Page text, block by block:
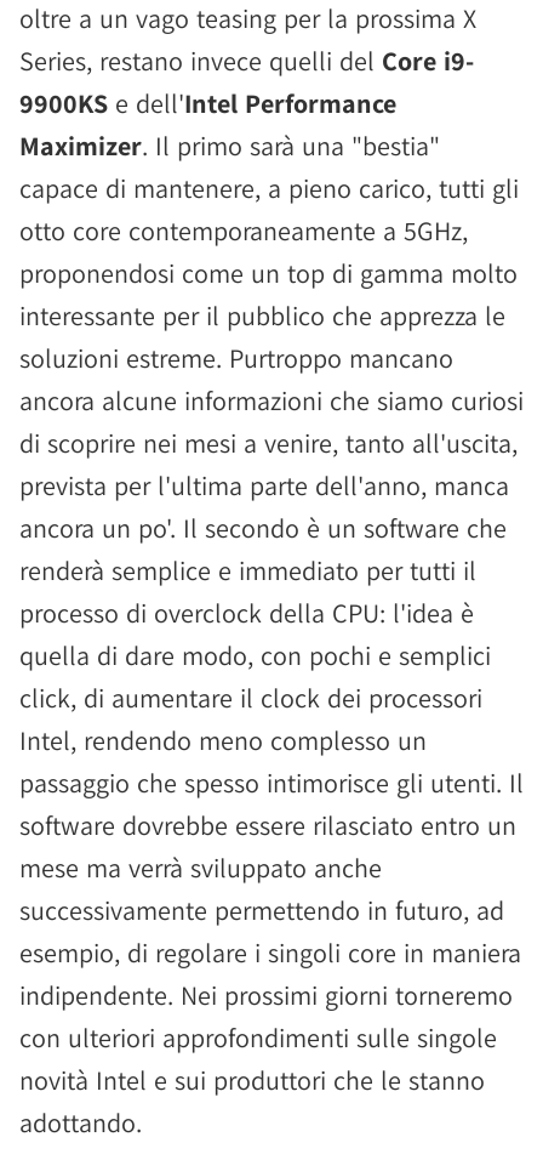
oltre a un vago teasing per la prossima X
Series, restano invece quelli del Core i9-
9900KS e dell'Intel Performance
Maximizer. Il primo sarà una "bestia"
capace di mantenere, a pieno carico, tutti gli
otto core contemporaneamente a 5GHz,
proponendosi come un top di gamma molto
interessante per il pubblico che apprezza le
soluzioni estreme. Purtroppo mancano
ancora alcune informazioni che siamo curiosi
di scoprire nei mesi a venire, tanto all'uscita,
prevista per l'ultima parte dell'anno, manca
ancora un po'. Il secondo è un software che
renderà semplice e immediato per tutti il
processo di overclock della CPU: l'idea è
quella di dare modo, con pochi e semplici
click, di aumentare il clock dei processori
Intel, rendendo meno complesso un
passaggio che spesso intimorisce gli utenti. Il
software dovrebbe essere rilasciato entro un
mese ma verrà sviluppato anche
successivamente permettendo in futuro, ad
esempio, di regolare i singoli core in maniera
indipendente. Nei prossimi giorni torneremo
con ulteriori approfondimenti sulle singole
novità Intel e sui produttori che le stanno
adottando.